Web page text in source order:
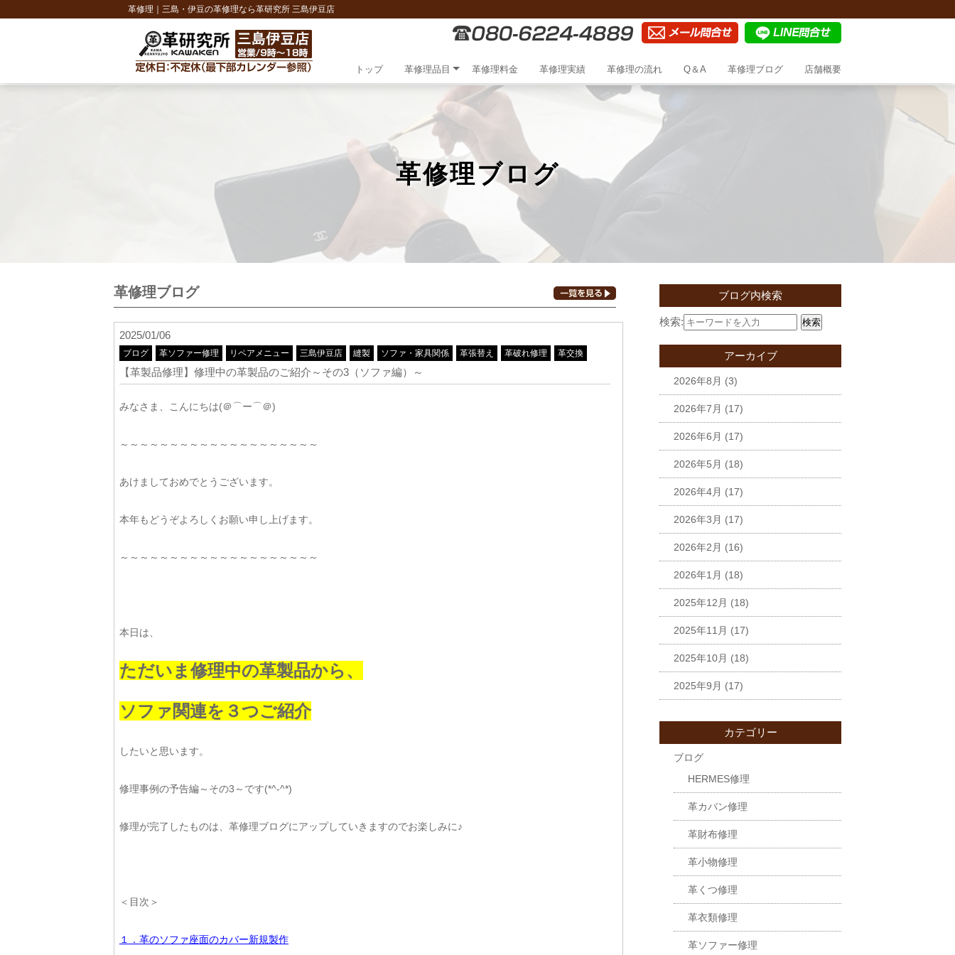
革修理｜三島・伊豆の革修理なら革研究所 三島伊豆店
トップ 革修理品目 革修理料金 革修理実績 革修理の流れ Q＆A 革修理ブログ 店舗概要
革修理ブログ
革修理ブログ
2025/01/06
ブログ 革ソファー修理 リペアメニュー 三島伊豆店 縫製 ソファ・家具関係 革張替え 革破れ修理 革交換
【革製品修理】修理中の革製品のご紹介～その3（ソファ編）～
みなさま、こんにちは(＠⌒ー⌒＠)
～～～～～～～～～～～～～～～～～～～～
あけましておめでとうございます。
本年もどうぞよろしくお願い申し上げます。
～～～～～～～～～～～～～～～～～～～～
本日は、
ただいま修理中の革製品から、
ソファ関連を３つご紹介
したいと思います。
修理事例の予告編～その3～です(*^-^*)
修理が完了したものは、革修理ブログにアップしていきますのでお楽しみに♪
＜目次＞
１．革のソファ座面のカバー新規製作
ブログ内検索
検索: 検索
アーカイブ
2026年8月 (3)
2026年7月 (17)
2026年6月 (17)
2026年5月 (18)
2026年4月 (17)
2026年3月 (17)
2026年2月 (16)
2026年1月 (18)
2025年12月 (18)
2025年11月 (17)
2025年10月 (18)
2025年9月 (17)
カテゴリー
ブログ
HERMES修理
革カバン修理
革財布修理
革小物修理
革くつ修理
革衣類修理
革ソファー修理